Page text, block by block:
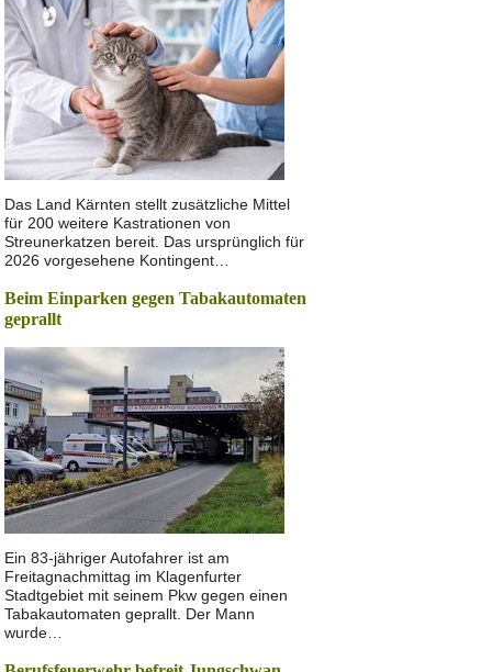
Das Land Kärnten stellt zusätzliche Mittel
für 200 weitere Kastrationen von
Streunerkatzen bereit. Das ursprünglich für
2026 vorgesehene Kontingent…
Beim Einparken gegen Tabakautomaten
geprallt
Ein 83-jähriger Autofahrer ist am
Freitagnachmittag im Klagenfurter
Stadtgebiet mit seinem Pkw gegen einen
Tabakautomaten geprallt. Der Mann
wurde…